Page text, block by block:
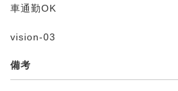
車通勤OK
vision-03
備考